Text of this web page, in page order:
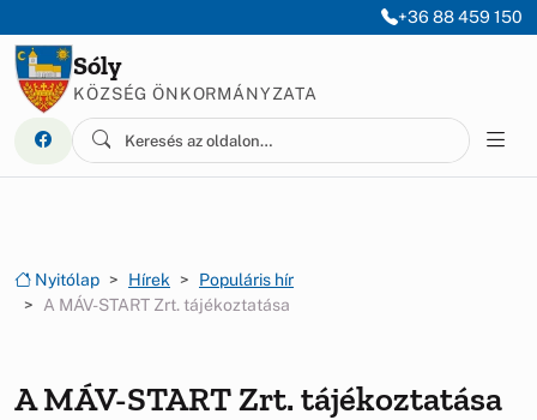
+36 88 459 150
Sóly
KÖZSÉG ÖNKORMÁNYZATA
Nyitólap Hírek
Populáris hír
A MÁV-START Zrt. tájékoztatása
A MÁV-START Zrt. tájékoztatása